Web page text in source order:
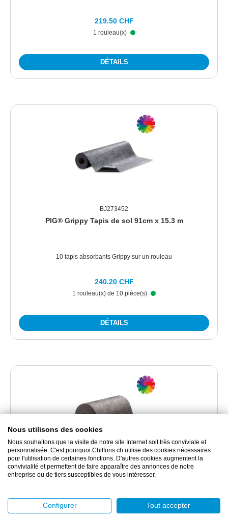
1 rouleau(x)
219.50 CHF
DÉTAILS
BJ273452
PIG® Grippy Tapis de sol 91cm x 15.3 m
10 tapis absorbants Grippy sur un rouleau
1 rouleau(x) de 10 pièce(s)
240.20 CHF
DÉTAILS
BJ273900
Nous utilisons des cookies
Nous souhaitons que la visite de notre site Internet soit très conviviale et
personnalisée. C'est pourquoi Chiffons.ch utilise des cookies nécessaires
pour l'utilisation de certaines fonctions. D'autres cookies augmentent la
convivialité et permettent de faire apparaître des annonces de notre
entreprise ou de tiers susceptibles de vous intéresser.
Configurer Tout accepter